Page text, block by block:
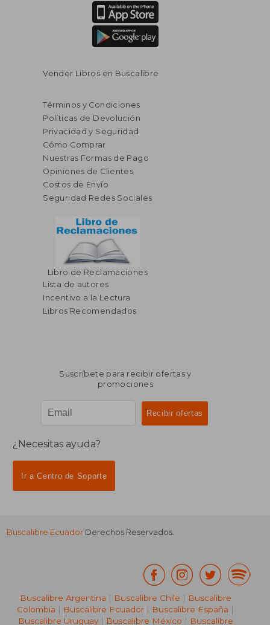
Vender Libros en Buscalibre
Términos y Condiciones
Políticas de Devolución
Privacidad y Seguridad
Cómo Comprar
Nuestras Formas de Pago
Opiniones de Clientes
Costos de Envío
Seguridad Redes Sociales
Libro de Reclamaciones
Lista de autores
Incentivo a la Lectura
Libros Recomendados
Suscríbete para recibir ofertas y
promociones
¿Necesitas ayuda?
Ir a Centro de Soporte
Buscalibre Ecuador Derechos Reservados.
Buscalibre Argentina | Buscalibre Chile | Buscalibre
Colombia | Buscalibre Ecuador | Buscalibre España |
Buscalibre Uruguay| Buscalibre México | Buscalibre